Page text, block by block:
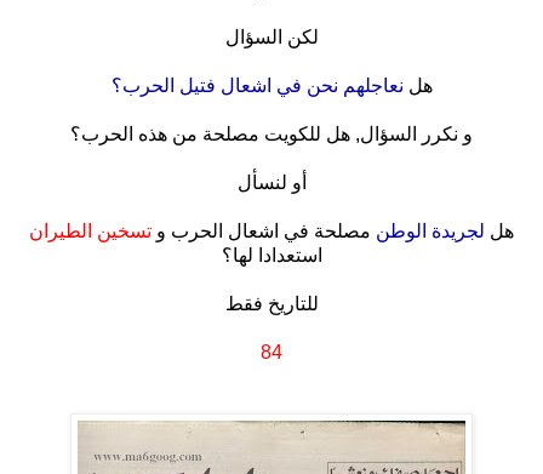
لكن السؤال
هل نعاجلهم نحن في اشعال فتيل الحرب؟
و نكرر السؤال, هل للكويت مصلحة من هذه الحرب؟
أو لنسأل
هل لجريدة الوطن مصلحة في اشعال الحرب و تسخين الطيران
استعدادا لها؟
للتاريخ فقط
84